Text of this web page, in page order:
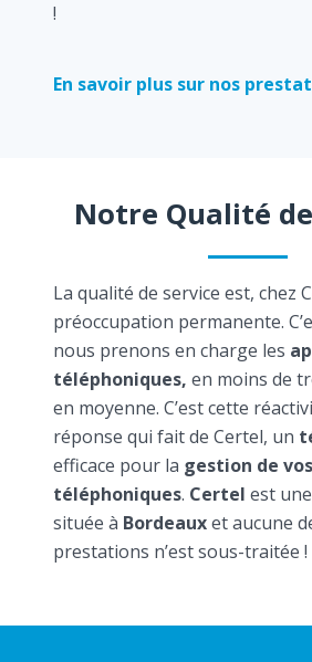
!
En savoir plus sur nos
Notre Qualité
La qualité de service est, chez
préoccupation permanente.
nous prenons en charge les
téléphoniques, en moins de
en moyenne. C’est cette
réponse qui fait de Certel, un
efficace pour la gestion de
téléphoniques. Certel est
située à Bordeauxet aucune
prestations n’est sous-traitée !